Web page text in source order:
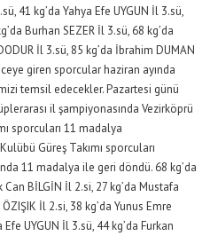
41 kg’da Yahya Efe UYGUN İl 3.sü,
Burhan SEZER İl 3.sü, 68 kg’da
İl 3.sü, 85 kg’da İbrahim DUMAN
giren sporcular haziran ayında
temsil edecekler. Pazartesi günü
il şampiyonasında Vezirköprü
sporcuları 11 madalya
Güreş Takımı sporcuları
11 madalya ile geri döndü. 68 kg’da
BİLGİN İl 2.si, 27 kg’da Mustafa
İl 2.si, 38 kg’da Yunus Emre
UYGUN İl 3.sü, 44 kg’da Furkan